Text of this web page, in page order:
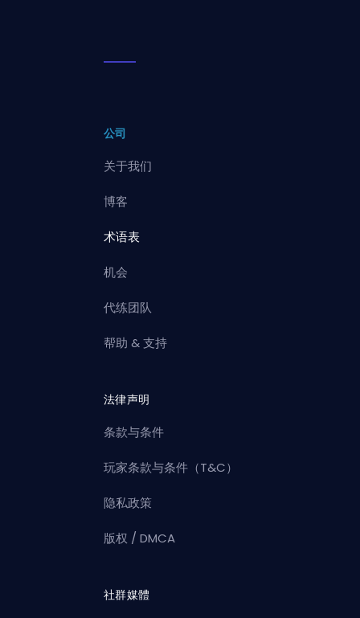
公司
关于我们
博客
术语表
机会
代练团队
帮助 & 支持
法律声明
条款与条件
玩家条款与条件（T&C）
隐私政策
版权 / DMCA
社群媒體